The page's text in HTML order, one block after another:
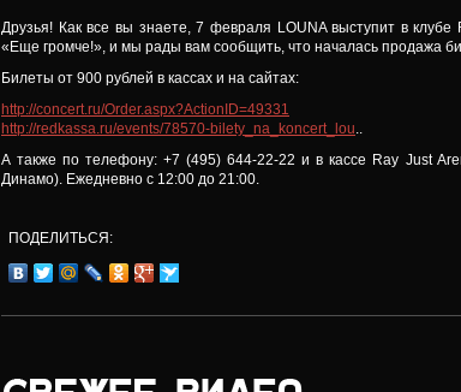
Друзья! Как все вы знаете, 7 февраля LOUNA выступит в
«Еще громче!», и мы рады вам сообщить, что началась продажа
Билеты от 900 рублей в кассах и на сайтах:
http://concert.ru/Order.aspx?ActionID=49331
http://redkassa.ru/events/78570-bilety_na_koncert_lou..
А также по телефону: +7 (495) 644-22-22 и в кассе Ray Just
Динамо). Ежедневно с 12:00 до 21:00.
ПОДЕЛИТЬСЯ: